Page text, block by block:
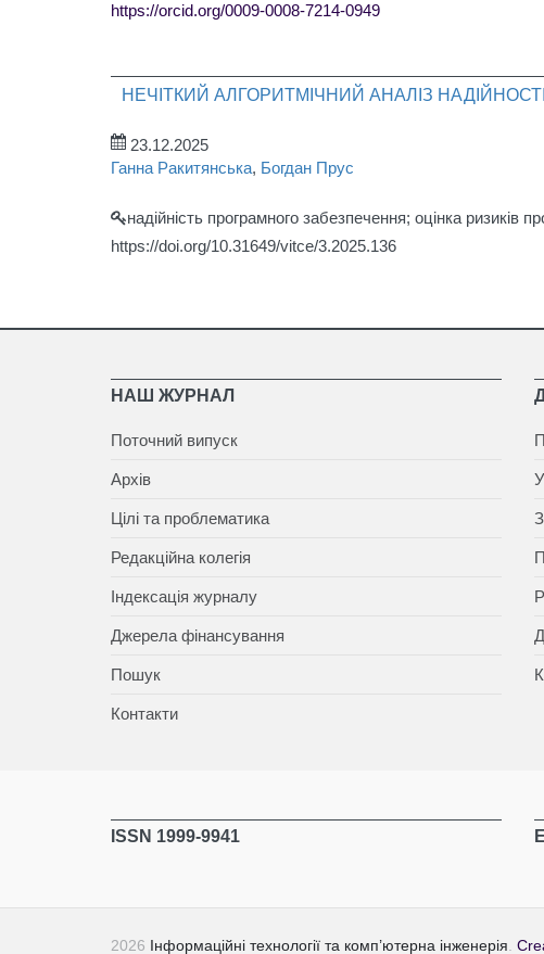
https://orcid.org/0009-0008-7214-0949
НЕЧІТКИЙ АЛГОРИТМІЧНИЙ АНАЛІЗ
23.12.2025
Ганна Ракитянська, Богдан Прус
надійність програмного забезпечення; оцінка ризиків
https://doi.org/10.31649/vitce/3.2025.136
НАШ ЖУРНАЛ
Поточний випуск
Архів
Цілі та проблематика
Редакційна колегія
Індексація журналу
Джерела фінансування
Пошук
Контакти
ISSN 1999-9941
2026 Інформаційні технології та комп’ютерна інженерія